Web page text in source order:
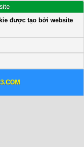
được tạo bởi website